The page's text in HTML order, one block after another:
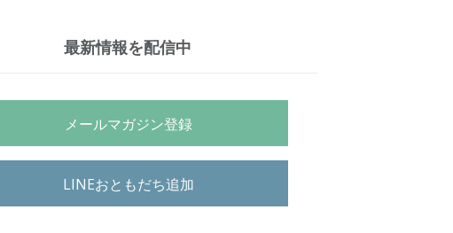
最新情報を配信中
メールマガジン登録
LINEおともだち追加